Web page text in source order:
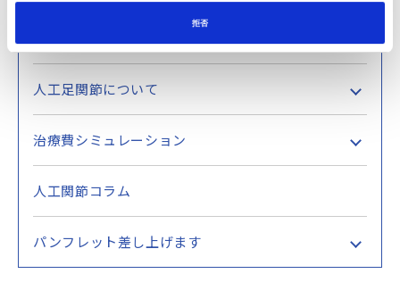
拒否
セルフチェック
人工足関節について
治療費シミュレーション
人工関節コラム
パンフレット差し上げます